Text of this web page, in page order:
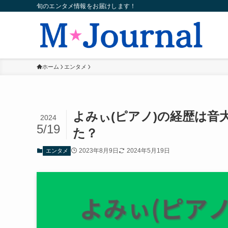
旬のエンタメ情報をお届けします！
ホーム エンタメ
よみぃ(ピアノ)の経歴は音
た？
2024
5/19
エンタメ 2023年8月9日 2024年5月19日